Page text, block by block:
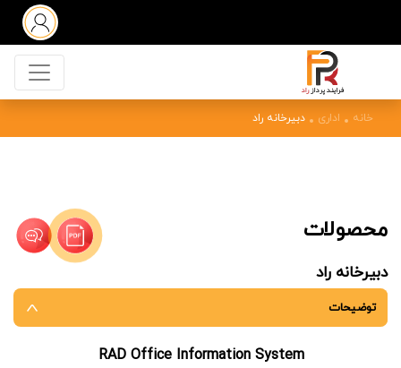
خانه اداری دبیرخانه راد
محصولات
دبیرخانه راد
توضیحات
RAD Office Information System